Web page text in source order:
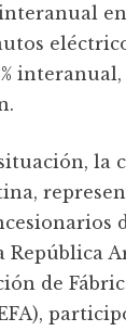
interanual
la
República
de